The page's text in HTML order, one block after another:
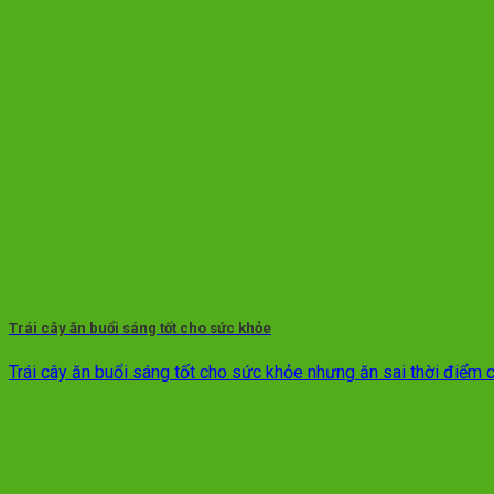
Trái cây ăn buổi sáng tốt cho sức khỏe
Trái cây ăn buổi sáng tốt cho sức khỏe nhưng ăn sai thời điểm